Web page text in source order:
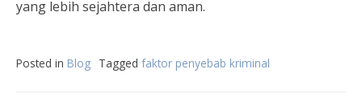
yang lebih sejahtera dan aman.
Posted in Blog Tagged faktor penyebab kriminal